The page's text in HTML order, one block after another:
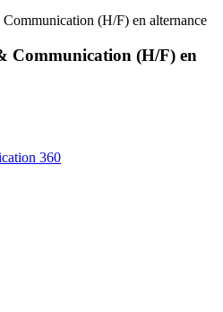
(H/F) en alternance
Communication (H/F) en
360